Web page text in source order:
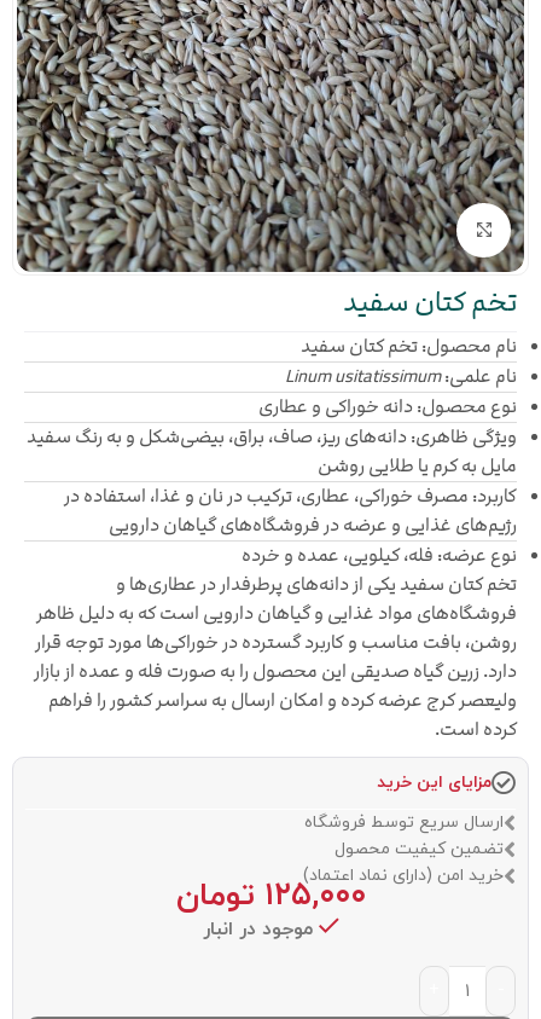
بزرگنمایی تصویر
تخم کتان سفید
نام محصول: تخم کتان سفید
نام علمی:Linum usitatissimum
نوع محصول: دانه خوراکی و عطاری
ویژگی ظاهری: دانه‌های ریز، صاف، براق، بیضی‌شکل و به رنگ سفید
مایل به کرم یا طلایی روشن
کاربرد: مصرف خوراکی، عطاری، ترکیب در نان و غذا، استفاده در
رژیم‌های غذایی و عرضه در فروشگاه‌های گیاهان دارویی
نوع عرضه: فله، کیلویی، عمده و خرده
تخم کتان سفید یکی از دانه‌های پرطرفدار در عطاری‌ها و
فروشگاه‌های مواد غذایی و گیاهان دارویی است که به دلیل ظاهر
روشن، بافت مناسب و کاربرد گسترده در خوراکی‌ها مورد توجه قرار
دارد. زرین گیاه صدیقی این محصول را به صورت فله و عمده از بازار
ولیعصر کرج عرضه کرده و امکان ارسال به سراسر کشور را فراهم
کرده است.
مزایای این خرید
ارسال سریع توسط فروشگاه
تضمین کیفیت محصول
خرید امن (دارای نماد اعتماد)
۱۲۵,۰۰۰ تومان
موجود در انبار